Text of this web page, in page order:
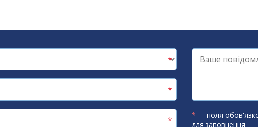
* — поля
для заповнення